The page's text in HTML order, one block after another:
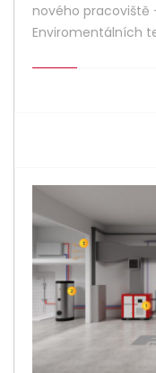
nového pracoviště
Enviromentálních